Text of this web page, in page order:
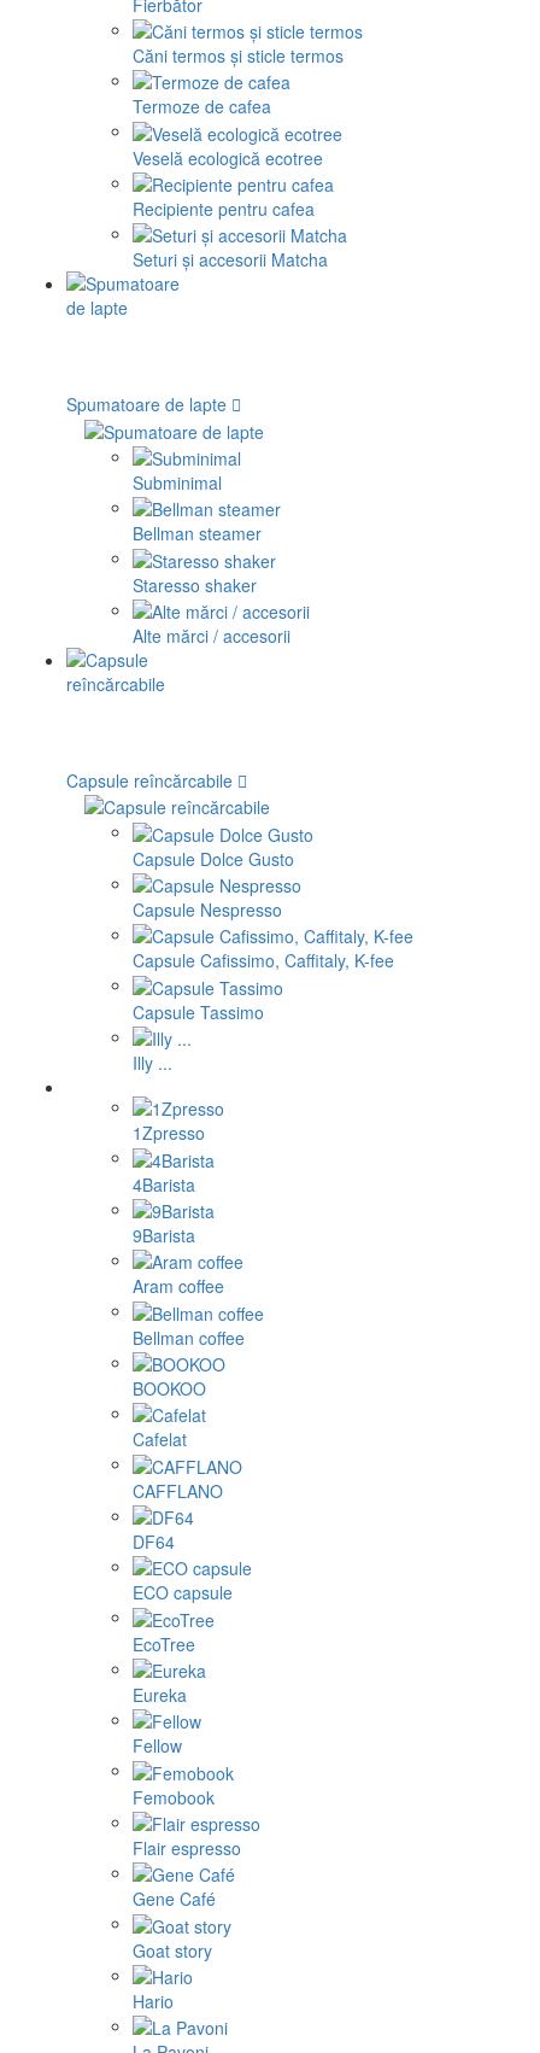
Căni termos și sticle termos
Termoze de cafea
Veselă ecologică ecotree
Recipiente pentru cafea
Seturi și accesorii Matcha
Spumatoare de lapte
Subminimal
Bellman steamer
Staresso shaker
Alte mărci / accesorii
Capsule reîncărcabile
Capsule Dolce Gusto
Capsule Nespresso
Capsule Cafissimo, Caffitaly, K-fee
Capsule Tassimo
Illy ...
1Zpresso
4Barista
9Barista
Aram coffee
Bellman coffee
BOOKOO
Cafelat
CAFFLANO
DF64
ECO capsule
EcoTree
Eureka
Fellow
Femobook
Flair espresso
Gene Café
Goat story
Hario